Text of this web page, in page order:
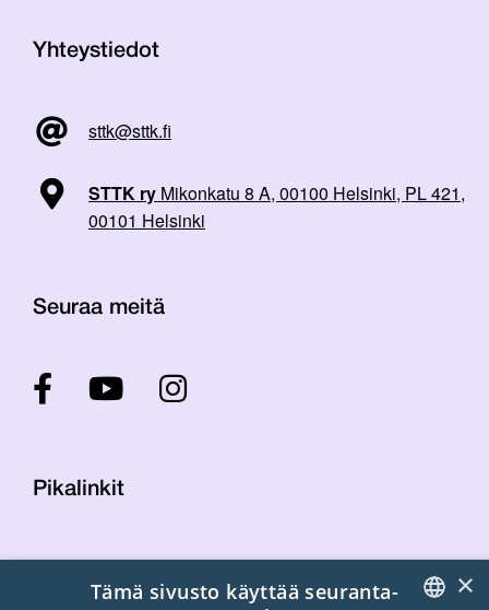
Yhteystiedot
sttk@sttk.fi
STTK ry Mikonkatu 8 A, 00100 Helsinki, PL 421,
00101 Helsinki
Seuraa meitä
Pikalinkit
Laskutustiedot
×
Tämä sivusto käyttää seuranta-